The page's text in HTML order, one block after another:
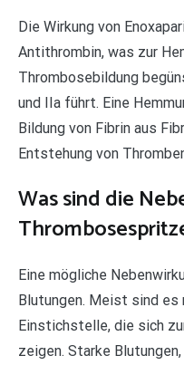
Die Wirkung von
Antithrombin, was zur
Thrombosebildung
und IIa führt. Eine
Bildung von Fibrin aus
Entstehung von
Was sind die
Eine mögliche
Blutungen. Meist sind es
Einstichstelle, die sich
zeigen. Starke